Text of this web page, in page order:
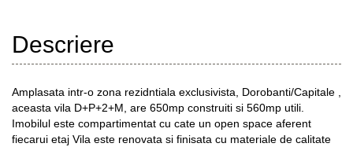
Descriere
Amplasata intr-o zona rezidntiala exclusivista, Dorobanti/Capitale ,
aceasta vila D+P+2+M, are 650mp construiti si 560mp utili.
Imobilul este compartimentat cu cate un open space aferent
fiecarui etaj Vila este renovata si finisata cu materiale de calitate